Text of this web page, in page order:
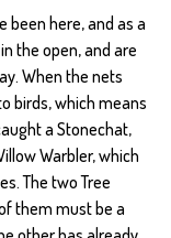
been here, and as a
the open, and are
When the nets
birds, which means
a Stonechat,
Warbler, which
The two Tree
them must be a